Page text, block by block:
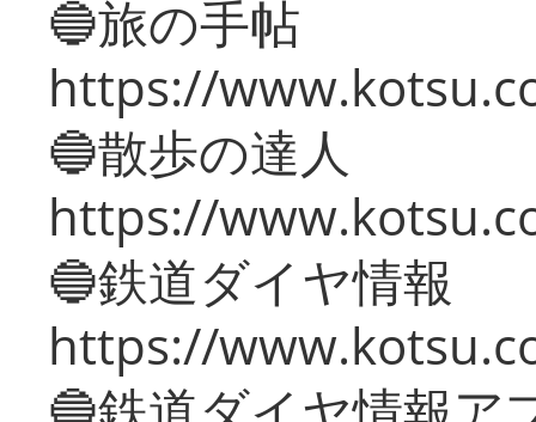
🔵旅の手帖
https://
🔵散歩の達人
https://
🔵鉄道ダイヤ情報
https://